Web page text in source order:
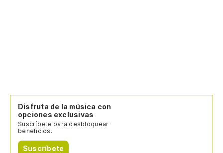
Disfruta de la música con
opciones exclusivas
Suscríbete para desbloquear
beneficios.
Suscríbete